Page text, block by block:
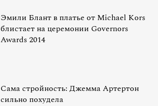
Эмили Блант в платье от Michael Kors
блистает на церемонии Governors
Awards 2014
Сама стройность: Джемма Артертон
сильно похудела